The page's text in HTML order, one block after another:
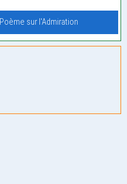
Poème sur l'Admiration